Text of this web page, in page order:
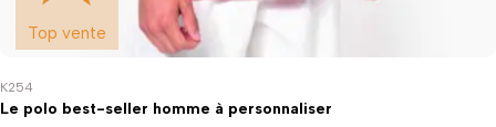
Top vente
K254
Le polo best-seller homme à personnaliser